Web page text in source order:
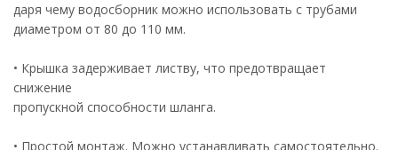
даря чему водосборник можно использовать с трубами
диаметром от 80 до 110 мм.
• Крышка задерживает листву, что предотвращает
снижение
пропускной способности шланга.
• Простой монтаж. Можно устанавливать самостоятельно.